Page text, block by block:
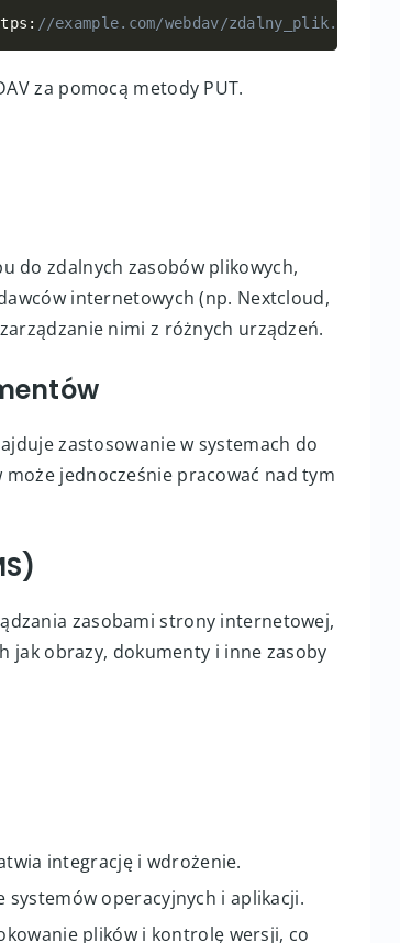
: //example.com/webdav/zdalny_plik.txt
Copy
za pomocą metody PUT.
do zdalnych zasobów plikowych,
internetowych (np. Nextcloud,
nimi z różnych urządzeń.
zastosowanie w systemach do
jednocześnie pracować nad tym
zasobami strony internetowej,
jak obrazy, dokumenty i inne zasoby
integrację i wdrożenie.
systemów operacyjnych i aplikacji.
plików i kontrolę wersji, co